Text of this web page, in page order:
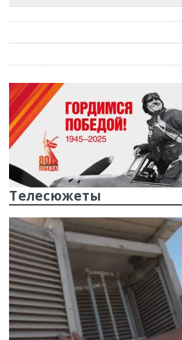
Телесюжеты